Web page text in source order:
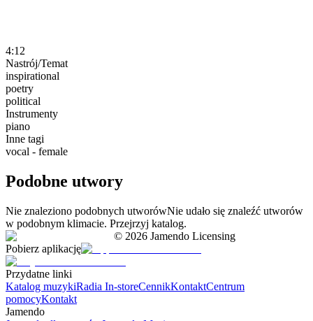
4:12
Nastrój/Temat
inspirational
poetry
political
Instrumenty
piano
Inne tagi
vocal - female
Podobne utwory
Nie znaleziono podobnych utworówNie udało się znaleźć utworów
w podobnym klimacie. Przejrzyj katalog.
© 2026 Jamendo Licensing
Pobierz aplikację
Przydatne linki
Katalog muzykiRadia In-storeCennikKontaktCentrum
pomocyKontakt
Jamendo